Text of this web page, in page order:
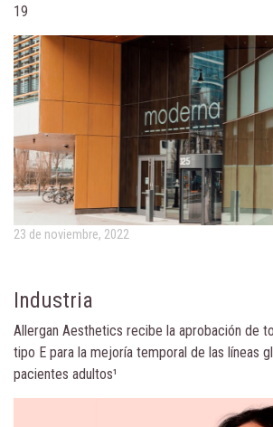
19
23 de noviembre, 2022
Industria
Allergan Aesthetics recibe la aprobación de
tipo E para la mejoría temporal de las líneas
pacientes adultos¹